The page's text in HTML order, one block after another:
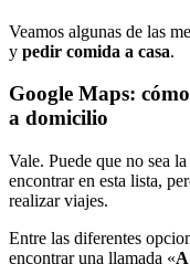
Veamos algunas de las
y pedir comida a casa.
Google Maps:
a domicilio
Vale. Puede que no sea
encontrar en esta lista,
realizar viajes.
Entre las diferentes
encontrar una llamada «